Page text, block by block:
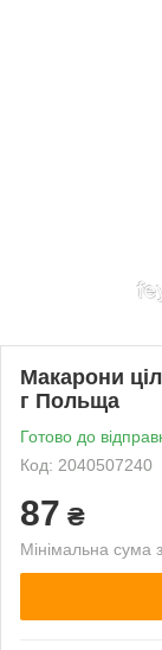
Макарони
г Польща
Готово до
Код: 2040507240
87 ₴
Мінімальна сума